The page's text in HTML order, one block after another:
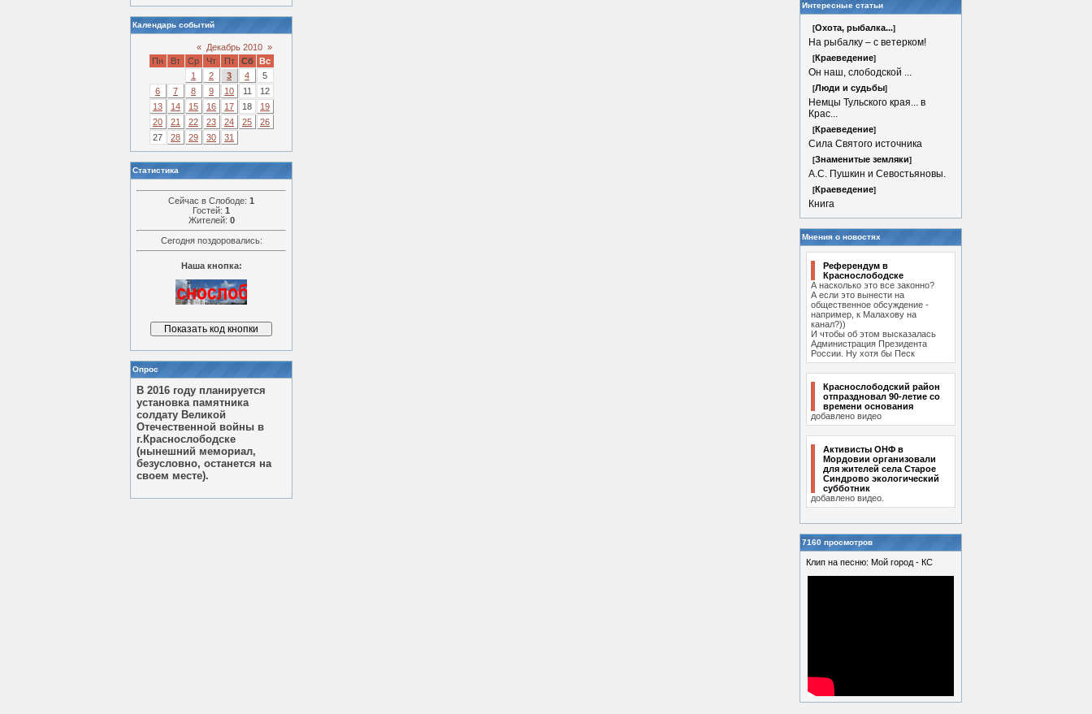
Календарь событий
« Декабрь 2010 »
Пн
Вт Ср Чт Пт Сб
Вс
1
2 3 4
5
6
7 8 9 10 11
12
13
14 15 16 17 18
19
20
21 22 23 24 25
26
27
28 29 30 31
Статистика
Сейчас в Слободе: 1
Гостей: 1
Жителей: 0
Сегодня поздоровались:
Наша кнопка:
Опрос
В 2016 году планируется
установка памятника
солдату Великой
Отечественной войны в
г.Краснослободске
(нынешний мемориал,
безусловно, останется на
своем месте).
Интересные статьи
[Охота, рыбалка...]
На рыбалку – с ветерком!
[Краеведение]
Он наш, слободской ...
[Люди и судьбы]
Немцы Тульского края... в
Крас...
[Краеведение]
Сила Святого источника
[Знаменитые земляки]
А.С. Пушкин и Севостьяновы.
[Краеведение]
Книга
Мнения о новостях
Референдум в
Краснослободске
А насколько это все законно?
А если это вынести на
общественное обсуждение -
например, к Малахову на
канал?))
И чтобы об этом высказалась
Администрация Президента
России. Ну хотя бы Песк
Краснослободский район
отпраздновал 90-летие со
времени основания
добавлено видео
Активисты ОНФ в
Мордовии организовали
для жителей села Старое
Синдрово экологический
субботник
добавлено видео.
7160 просмотров
Клип на песню: Мой город - КС